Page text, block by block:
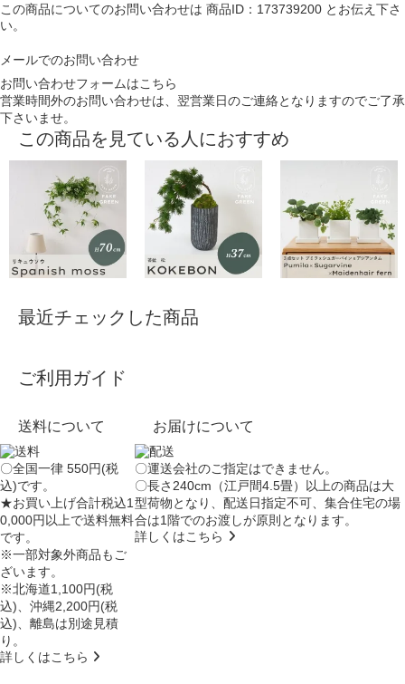
この商品についてのお問い合わせは 商品ID：173739200 とお伝え下さ
い。
メールでのお問い合わせ
お問い合わせフォームはこちら
営業時間外のお問い合わせは、翌営業日のご連絡となりますのでご了承
下さいませ。
この商品を見ている人におすすめ
最近チェックした商品
ご利用ガイド
送料について
〇全国一律 550円(税
込)です。
★お買い上げ合計税込1
0,000円以上で送料無料
です。
※一部対象外商品もご
ざいます。
※北海道1,100円(税
込)、沖縄2,200円(税
込)、離島は別途見積
り。
詳しくはこちら
お届けについて
〇運送会社のご指定はできません。
〇長さ240cm（江戸間4.5畳）以上の商品は大
型荷物となり、配送日指定不可、集合住宅の場
合は1階でのお渡しが原則となります。
詳しくはこちら